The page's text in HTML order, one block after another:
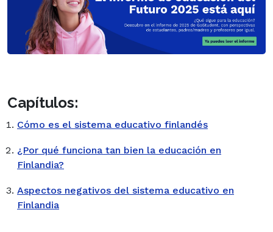
Capítulos:
Cómo es el sistema educativo finlandés
¿Por qué funciona tan bien la educación en
Finlandia?
Aspectos negativos del sistema educativo en
Finlandia